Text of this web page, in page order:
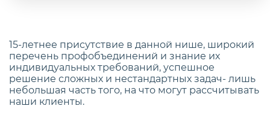
15-летнее присутствие в данной нише, широкий
перечень профобъединений и знание их
индивидуальных требований, успешное
решение сложных и нестандартных задач- лишь
небольшая часть того, на что могут рассчитывать
наши клиенты.